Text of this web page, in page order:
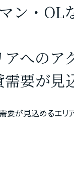
ン・OL
へのア
要が見
が見込めるエリア